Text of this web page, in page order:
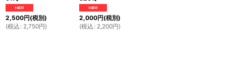
2,500円(税別)
(税込 : 2,750円)
2,000円(税別)
(税込 : 2,200円)